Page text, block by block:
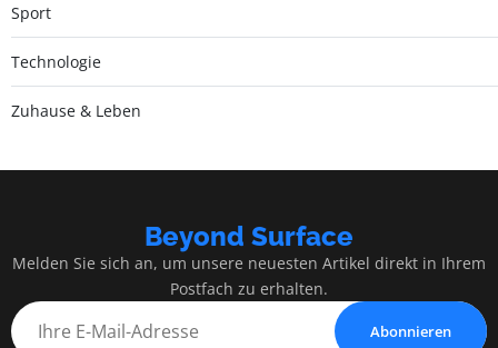
Sport
Technologie
Zuhause & Leben
Beyond Surface
Melden Sie sich an, um unsere neuesten Artikel direkt in Ihrem
Postfach zu erhalten.
Abonnieren